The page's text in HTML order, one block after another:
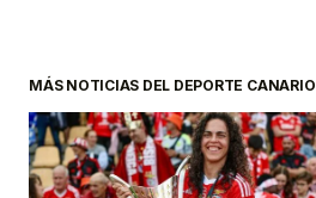
MÁS NOTICIAS DEL DEPORTE CANARIO